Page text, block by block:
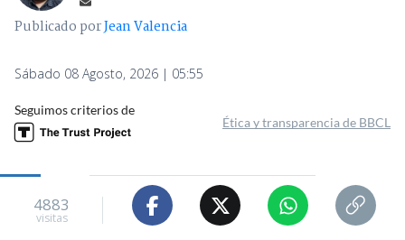
Publicado porJean Valencia
Sábado 08 Agosto, 2026 | 05:55
Seguimos criterios de
Ética y transparencia de BBCL
4883
visitas